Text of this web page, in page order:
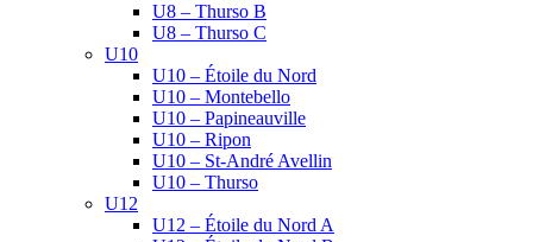
U8 – Thurso B
U8 – Thurso C
U10
U10 – Étoile du Nord
U10 – Montebello
U10 – Papineauville
U10 – Ripon
U10 – St-André Avellin
U10 – Thurso
U12
U12 – Étoile du Nord A